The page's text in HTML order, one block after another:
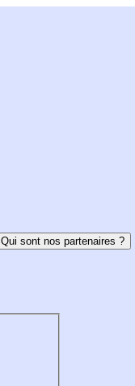
Qui sont nos partenaires ?